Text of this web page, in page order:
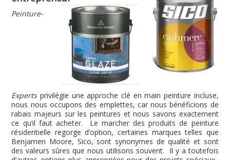
Peinture-
Expertsprivilégie une approche clé en main peinture incluse,
nous nous occupons des emplettes, car nous bénéficions de
rabais majeurs sur les peintures et nous savons exactement
ce qu’il faut acheter. Le marcher des produits de peinture
résidentielle regorge d’option, certaines marques telles que
Benjamen Moore, Sico, sont synonymes de qualité et sont
des valeurs sûres que nous utilisons souvent. Il y a toutefois